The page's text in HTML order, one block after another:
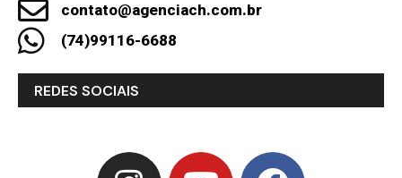
contato@agenciach.com.br
(74)99116-6688
REDES SOCIAIS